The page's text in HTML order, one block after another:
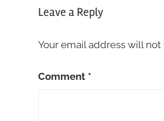
Leave a Reply
Your email address will not
Comment *